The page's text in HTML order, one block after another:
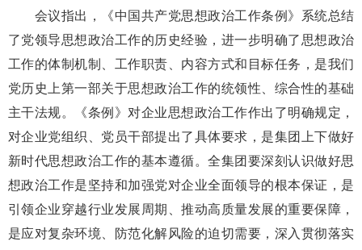
会议指出，《中国共产党思想政治工作条例》系统总结
了党领导思想政治工作的历史经验，进一步明确了思想政治
工作的体制机制、工作职责、内容方式和目标任务，是我们
党历史上第一部关于思想政治工作的统领性、综合性的基础
主干法规。《条例》对企业思想政治工作作出了明确规定，
对企业党组织、党员干部提出了具体要求，是集团上下做好
新时代思想政治工作的基本遵循。全集团要深刻认识做好思
想政治工作是坚持和加强党对企业全面领导的根本保证，是
引领企业穿越行业发展周期、推动高质量发展的重要保障，
是应对复杂环境、防范化解风险的迫切需要，深入贯彻落实